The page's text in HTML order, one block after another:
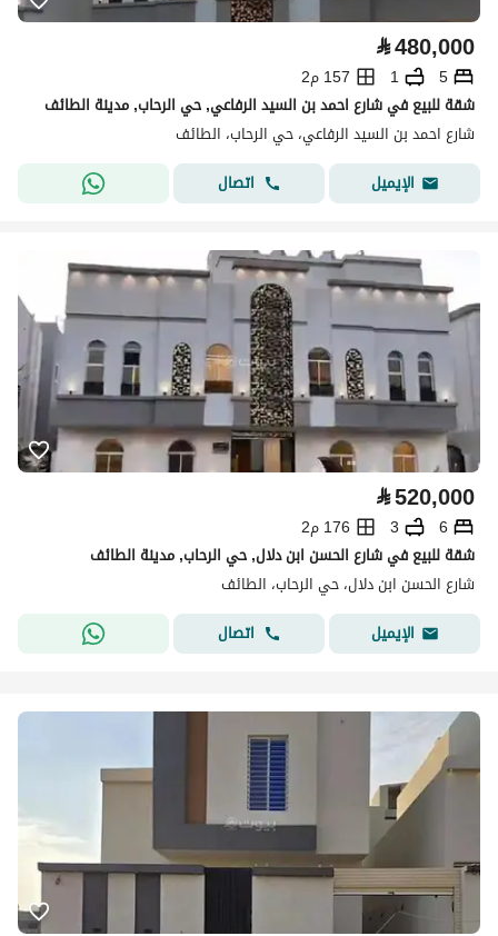
⃁480,000
5
1
157 م2
شقة للبيع في شارع احمد بن السيد الرفاعي, حي الرحاب, مدينة الطائف
شارع احمد بن السيد الرفاعي، حي الرحاب، الطائف
الإيميل
اتصال
⃁520,000
6
3
176 م2
شقة للبيع في شارع الحسن ابن دلال, حي الرحاب, مدينة الطائف
شارع الحسن ابن دلال، حي الرحاب، الطائف
الإيميل
اتصال